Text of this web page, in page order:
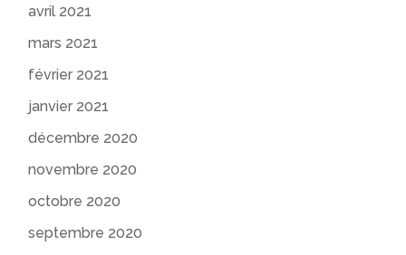
avril 2021
mars 2021
février 2021
janvier 2021
décembre 2020
novembre 2020
octobre 2020
septembre 2020